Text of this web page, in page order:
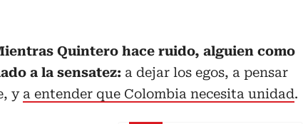
Quintero hace ruido, alguien como
a la sensatez: a dejar los egos, a pensar
y a entender que Colombia necesita unidad.